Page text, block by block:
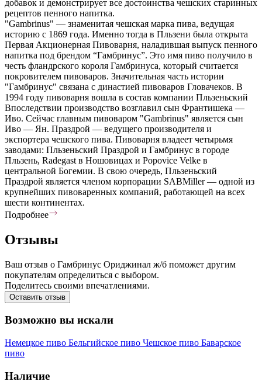
добавок и демонстрирует все достоинства чешских старинных
рецептов пенного напитка.
"Gambrinus" — знаменитая чешская марка пива, ведущая
историю с 1869 года. Именно тогда в Пльзени была открыта
Первая Акционерная Пивоварня, наладившая выпуск пенного
напитка под брендом “Гамбринус”. Это имя пиво получило в
честь фландрского короля Гамбринуса, который считается
покровителем пивоваров. Значительная часть истории
"Гамбринус" связана с династией пивоваров Гловачеков. В
1994 году пивоварня вошла в состав компании Пльзеньский
Впоследствии производство возглавил сын Франтишека —
Иво. Сейчас главным пивоваром "Gambrinus" является сын
Иво — Ян. Праздрой — ведущего производителя и
экспортера чешского пива. Пивоварня владеет четырьмя
заводами: Пльзеньский Праздрой и Гамбринус в городе
Пльзень, Radegast в Ношовицах и Popovice Velke в
центральной Богемии. В свою очередь, Пльзеньский
Праздрой является членом корпорации SABMiller — одной из
крупнейших пивоваренных компаний, работающей на всех
шести континентах.
Подробнее
Отзывы
Ваш отзыв о Гамбринус Ориджинал ж/б поможет другим
покупателям определиться с выбором.
Поделитесь своими впечатлениями.
Оставить отзыв
Возможно вы искали
Немецкое пиво Бельгийское пиво Чешское пиво Баварское
пиво
Наличие